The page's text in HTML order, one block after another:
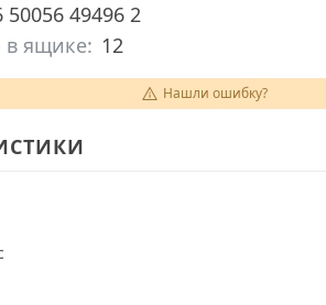
50056 49496 2
в ящике: 12
Нашли ошибку?